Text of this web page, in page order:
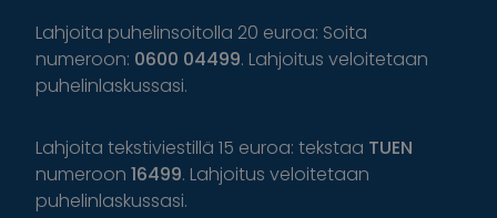
Lahjoita puhelinsoitolla 20 euroa: Soita
numeroon: 0600 04499. Lahjoitus veloitetaan
puhelinlaskussasi.
Lahjoita tekstiviestillä 15 euroa: tekstaa TUEN
numeroon 16499. Lahjoitus veloitetaan
puhelinlaskussasi.